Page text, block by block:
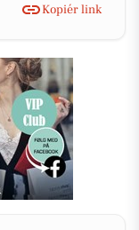
Kopiér link